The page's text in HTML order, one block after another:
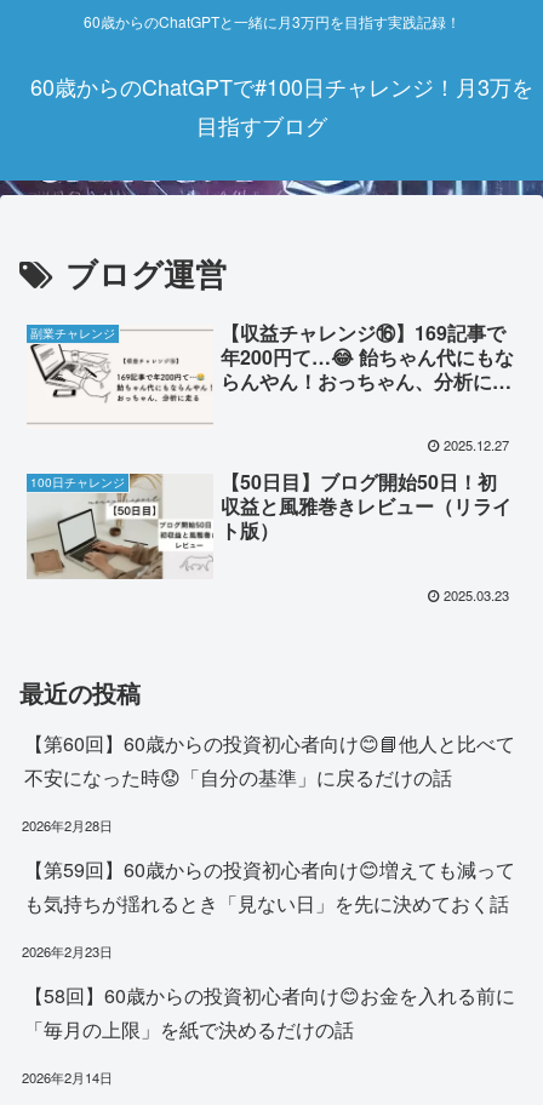
60歳からのChatGPTと一緒に月3万円を目指す実践記録！
60歳からのChatGPTで#100日チャレンジ！月3万を
目指すブログ
ブログ運営
副業チャレンジ
【収益チャレンジ⑯】169記事で
年200円て…😂 飴ちゃん代にもな
らんやん！おっちゃん、分析に走
2025.12.27
100日チャレンジ
【50日目】ブログ開始50日！初
収益と風雅巻きレビュー（リライ
ト版）
2025.03.23
最近の投稿
【第60回】60歳からの投資初心者向け😊📘他人と比べて
不安になった時😟「自分の基準」に戻るだけの話
2026年2月28日
【第59回】60歳からの投資初心者向け😊増えても減って
も気持ちが揺れるとき「見ない日」を先に決めておく話
2026年2月23日
【58回】60歳からの投資初心者向け😊お金を入れる前に
「毎月の上限」を紙で決めるだけの話
2026年2月14日